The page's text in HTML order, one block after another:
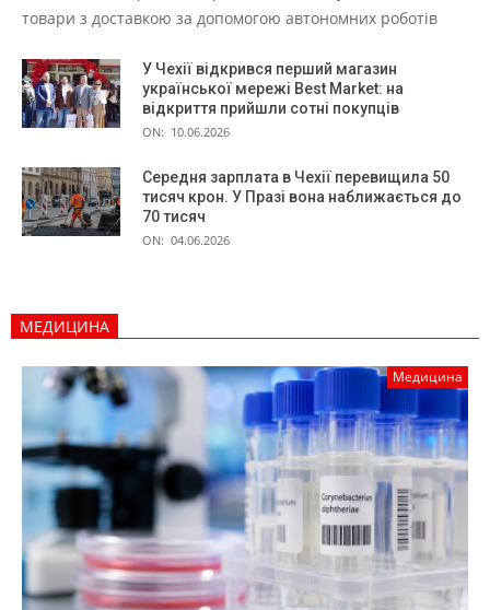
товари з доставкою за допомогою автономних роботів
У Чехії відкрився перший магазин
української мережі Best Market: на
відкриття прийшли сотні покупців
ON: 10.06.2026
Середня зарплата в Чехії перевищила 50
тисяч крон. У Празі вона наближається до
70 тисяч
ON: 04.06.2026
МЕДИЦИНА
Медицина